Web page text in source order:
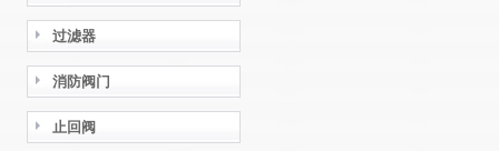
过滤器
消防阀门
止回阀